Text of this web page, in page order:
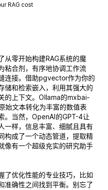
RAG cost
从零开始构建RAG系统的魔
粘合剂，有序地协调工作流
连接。借助pgvector作为你的
储和检索嵌入，利用其强大的
的上下文。Ollama的mxbai-
始文本转化为丰富的数值表
。当然，OpenAI的GPT-4让
一样，信息丰富、细腻且具有
构成了一个动态管道，提取精
有一个超级充实的研究助手
了优化性能的专业技巧，比如
准确性之间找到平衡。别忘了